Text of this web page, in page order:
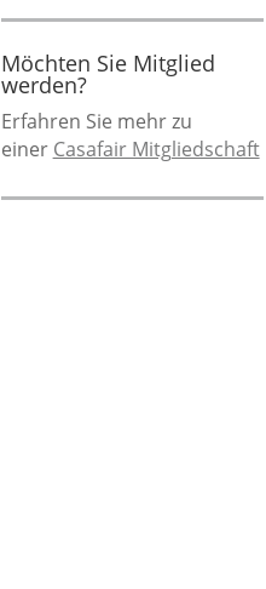
Möchten Sie Mitglied
werden?
Erfahren Sie mehr zu
einer Casafair Mitgliedschaft